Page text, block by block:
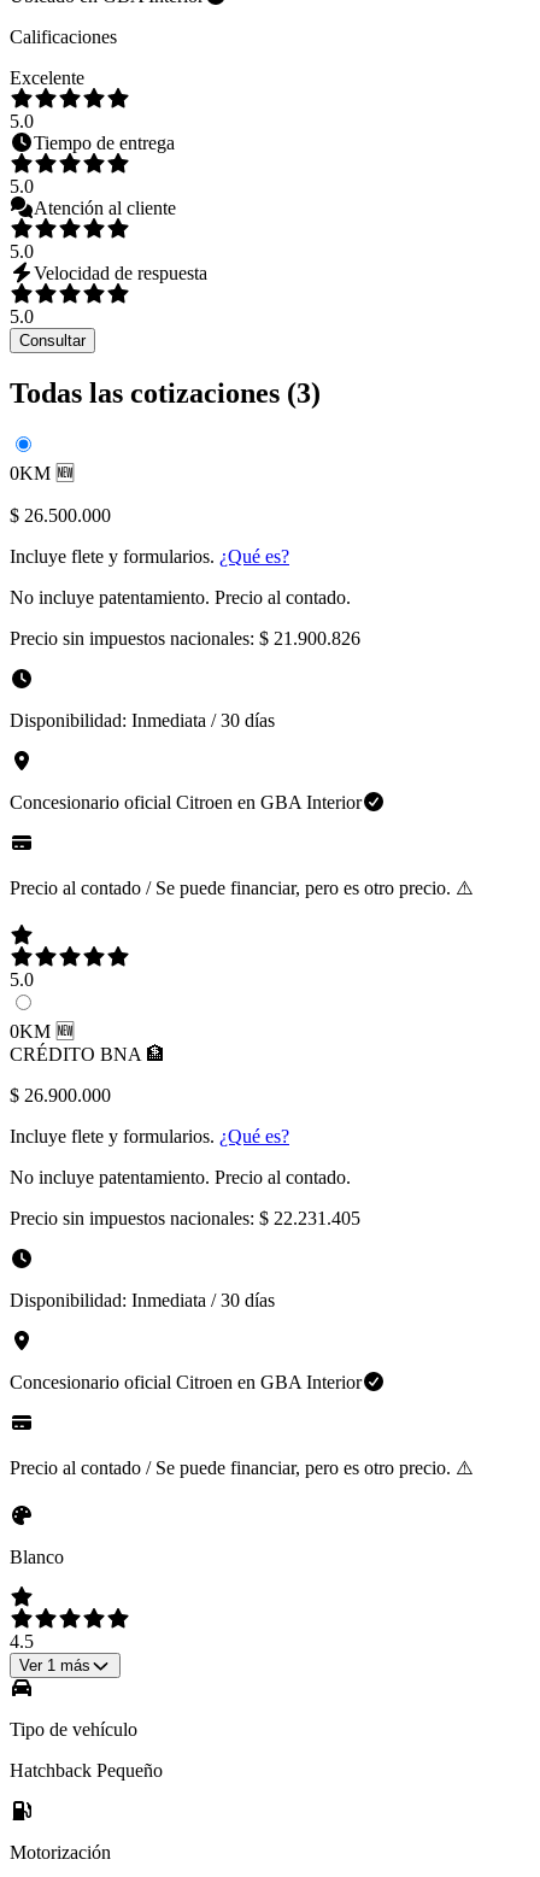
Calificaciones
Excelente
5.0
Tiempo de entrega
5.0
Atención al cliente
5.0
Velocidad de respuesta
5.0
Consultar
Todas las cotizaciones (3)
0KM 🆕
$ 26.500.000
Incluye flete y formularios. ¿Qué es?
No incluye patentamiento. Precio al contado.
Precio sin impuestos nacionales: $ 21.900.826
Disponibilidad: Inmediata / 30 días
Concesionario oficial Citroen en GBA Interior
Precio al contado / Se puede financiar, pero es otro precio. ⚠️
5.0
0KM 🆕
CRÉDITO BNA 🏦
$ 26.900.000
Incluye flete y formularios. ¿Qué es?
No incluye patentamiento. Precio al contado.
Precio sin impuestos nacionales: $ 22.231.405
Disponibilidad: Inmediata / 30 días
Concesionario oficial Citroen en GBA Interior
Precio al contado / Se puede financiar, pero es otro precio. ⚠️
Blanco
4.5
Ver 1 más
Tipo de vehículo
Hatchback Pequeño
Motorización